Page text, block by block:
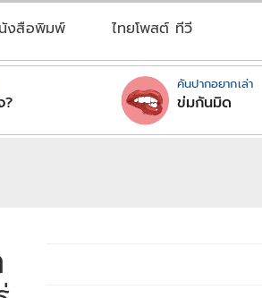
งสือพิมพ์ ไทยโพสต์ ทีวี
?
คันปากอยากเล่า
ข่มกันมิด